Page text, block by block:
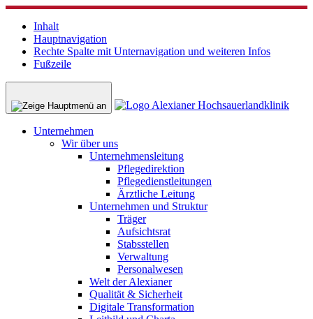
Inhalt
Hauptnavigation
Rechte Spalte mit Unternavigation und weiteren Infos
Fußzeile
Unternehmen
Wir über uns
Unternehmensleitung
Pflegedirektion
Pflegedienstleitungen
Ärztliche Leitung
Unternehmen und Struktur
Träger
Aufsichtsrat
Stabsstellen
Verwaltung
Personalwesen
Welt der Alexianer
Qualität & Sicherheit
Digitale Transformation